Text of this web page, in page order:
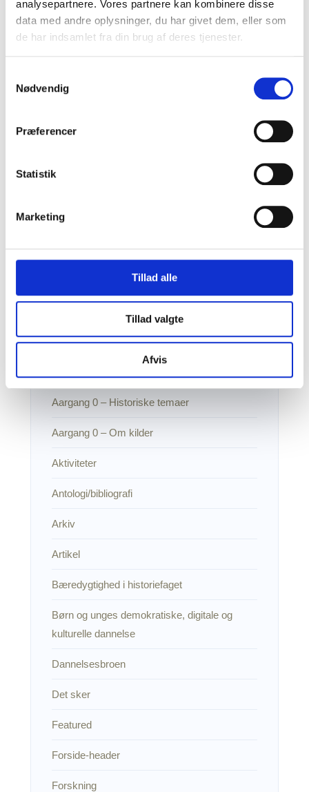
analysepartnere. Vores partnere kan kombinere disse
data med andre oplysninger, du har givet dem, eller som
de har indsamlet fra din brug af deres tjenester.
Nødvendig
Præferencer
Statistik
Marketing
Tillad alle
Tillad valgte
Afvis
Opdag Hærvejen
Hærvejen i dit lokalområde
Aargang 0
Aargang 0 – Historiske temaer
Aargang 0 – Om kilder
Aktiviteter
Antologi/bibliografi
Arkiv
Artikel
Bæredygtighed i historiefaget
Børn og unges demokratiske, digitale og
kulturelle dannelse
Dannelsesbroen
Det sker
Featured
Forside-header
Forskning